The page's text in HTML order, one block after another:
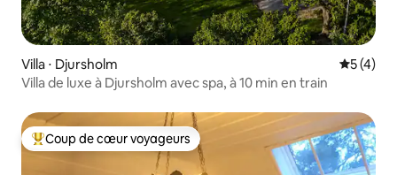
Villa ⋅ Djursholm
5 (4)
Villa de luxe à Djursholm avec spa, à 10 min en train
Coups de cœur voyageurs les plus appréciés
Coup de cœur voyageurs